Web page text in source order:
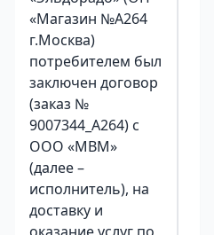
«Магазин №А264
г.Москва)
потребителем был
заключен договор
(заказ №
9007344_А264) с
ООО «МВМ»
(далее –
исполнитель), на
доставку и